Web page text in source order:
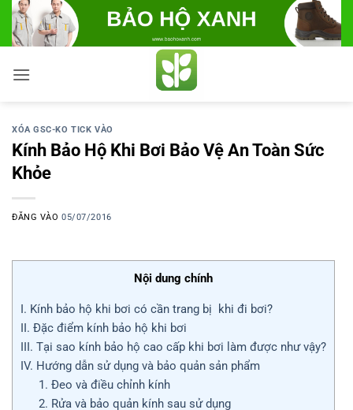
Bỏ
qua
nội
dung
XÓA GSC-KO TICK VÀO
Kính Bảo Hộ Khi Bơi Bảo Vệ An Toàn Sức
Khỏe
ĐĂNG VÀO05/07/2016
Nội dung chính
I. Kính bảo hộ khi bơi có cần trang bị khi đi bơi?
II. Đặc điểm kính bảo hộ khi bơi
III. Tại sao kính bảo hộ cao cấp khi bơi làm được như vậy?
IV. Hướng dẫn sử dụng và bảo quản sản phẩm
1. Đeo và điều chỉnh kính
2. Rửa và bảo quản kính sau sử dụng